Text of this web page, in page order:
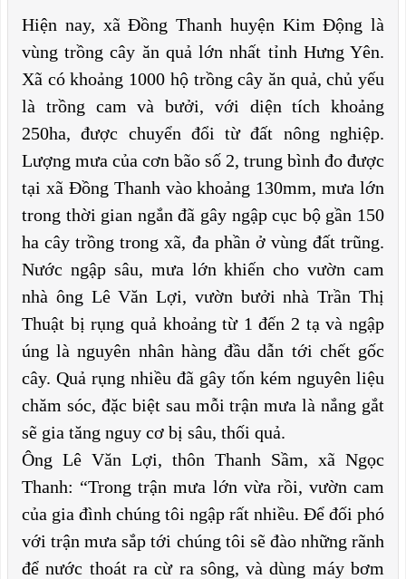
Hiện nay, xã Đồng Thanh huyện Kim Động là
vùng trồng cây ăn quả lớn nhất tỉnh Hưng Yên.
Xã có khoảng 1000 hộ trồng cây ăn quả, chủ yếu
là trồng cam và bưởi, với diện tích khoảng
250ha, được chuyển đổi từ đất nông nghiệp.
Lượng mưa của cơn bão số 2, trung bình đo được
tại xã Đồng Thanh vào khoảng 130mm, mưa lớn
trong thời gian ngắn đã gây ngập cục bộ gần 150
ha cây trồng trong xã, đa phần ở vùng đất trũng.
Nước ngập sâu, mưa lớn khiến cho vườn cam
nhà ông Lê Văn Lợi, vườn bưởi nhà Trần Thị
Thuật bị rụng quả khoảng từ 1 đến 2 tạ và ngập
úng là nguyên nhân hàng đầu dẫn tới chết gốc
cây. Quả rụng nhiều đã gây tốn kém nguyên liệu
chăm sóc, đặc biệt sau mỗi trận mưa là nắng gắt
sẽ gia tăng nguy cơ bị sâu, thối quả.
Ông Lê Văn Lợi, thôn Thanh Sầm, xã Ngọc
Thanh: “Trong trận mưa lớn vừa rồi, vườn cam
của gia đình chúng tôi ngập rất nhiều. Để đối phó
với trận mưa sắp tới chúng tôi sẽ đào những rãnh
để nước thoát ra cừ ra sông, và dùng máy bơm